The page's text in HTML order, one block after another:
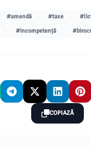
#amendă #taxe
#incompetență
COPIAZĂ